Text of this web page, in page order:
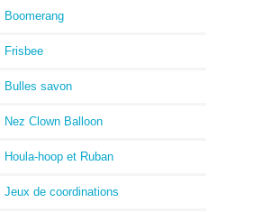
Boomerang
Frisbee
Bulles savon
Nez Clown Balloon
Houla-hoop et Ruban
Jeux de coordinations